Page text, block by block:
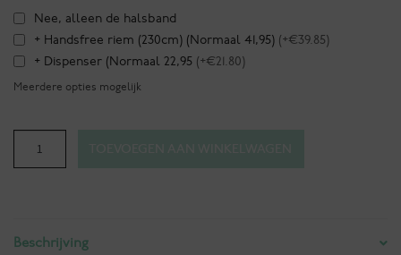
Nee, alleen de halsband
+ Handsfree riem (230cm) (Normaal 41,95) (+€39.85)
+ Dispenser (Normaal 22,95 (+€21.80)
Meerdere opties mogelijk
Halsband
Beschrijving